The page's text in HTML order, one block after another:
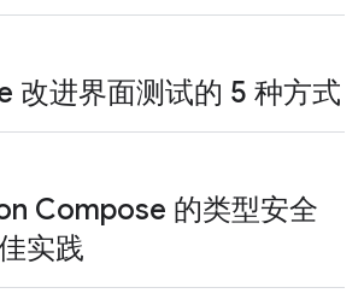
改进界面测试的 5 种方式
Compose 的类型安全
实践